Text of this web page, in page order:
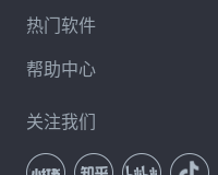
热门软件
帮助中心
关注我们